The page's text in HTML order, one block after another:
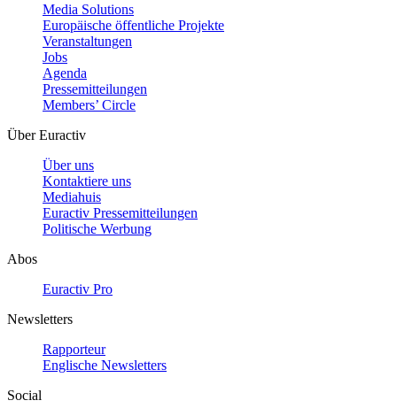
Media Solutions
Europäische öffentliche Projekte
Veranstaltungen
Jobs
Agenda
Pressemitteilungen
Members’ Circle
Über Euractiv
Über uns
Kontaktiere uns
Mediahuis
Euractiv Pressemitteilungen
Politische Werbung
Abos
Euractiv Pro
Newsletters
Rapporteur
Englische Newsletters
Social